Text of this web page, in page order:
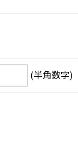
(半角数字)